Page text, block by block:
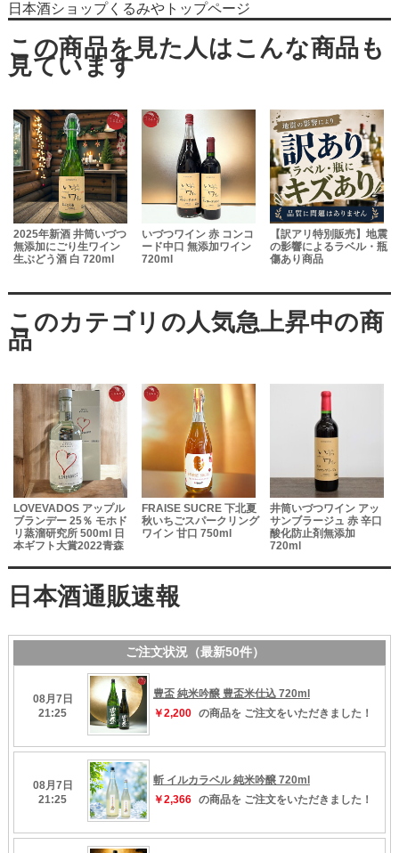
日本酒ショップくるみやトップページ
2025年新酒 井筒いづつ
無添加にごり生ワイン
生ぶどう酒 白 720ml
いづつワイン 赤 コンコ
ード中口 無添加ワイン
720ml
【訳アリ特別販売】地震
の影響によるラベル・瓶
傷あり商品
LOVEVADOS アップル
ブランデー 25％ モホド
リ蒸溜研究所 500ml 日
本ギフト大賞2022青森
FRAISE SUCRE 下北夏
秋いちごスパークリング
ワイン 甘口 750ml
井筒いづつワイン アッ
サンブラージュ 赤 辛口
酸化防止剤無添加
720ml